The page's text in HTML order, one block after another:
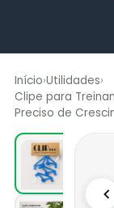
Início›Utilidades›
Clipe para
Preciso de